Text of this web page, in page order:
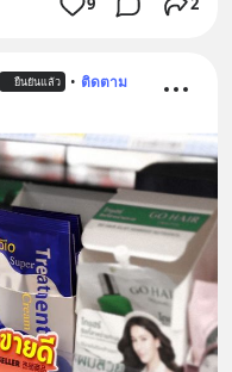
ยืนยันแล้ว • ติดตาม